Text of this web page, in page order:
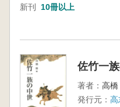
新刊 10冊以上
佐竹一
著者： 高
発行元： 高